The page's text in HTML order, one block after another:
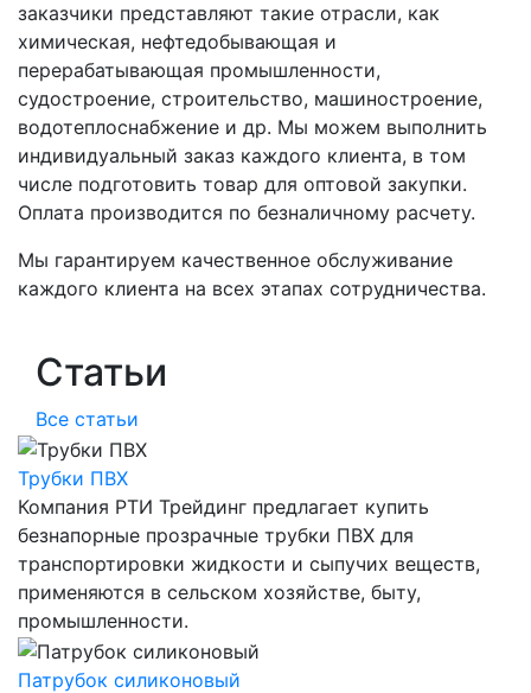
заказчики представляют такие отрасли, как
химическая, нефтедобывающая и
перерабатывающая промышленности,
судостроение, строительство, машиностроение,
водотеплоснабжение и др. Мы можем выполнить
индивидуальный заказ каждого клиента, в том
числе подготовить товар для оптовой закупки.
Оплата производится по безналичному расчету.
Мы гарантируем качественное обслуживание
каждого клиента на всех этапах сотрудничества.
Статьи
Все статьи
Трубки ПВХ
Компания РТИ Трейдинг предлагает купить
безнапорные прозрачные трубки ПВХ для
транспортировки жидкости и сыпучих веществ,
применяются в сельском хозяйстве, быту,
промышленности.
Патрубок силиконовый